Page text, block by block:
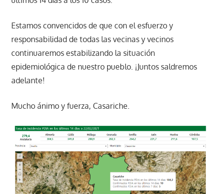
Estamos convencidos de que con el esfuerzo y
responsabilidad de todas las vecinas y vecinos
continuaremos estabilizando la situación
epidemiológica de nuestro pueblo. ¡Juntos saldremos
adelante!
Mucho ánimo y fuerza, Casariche.